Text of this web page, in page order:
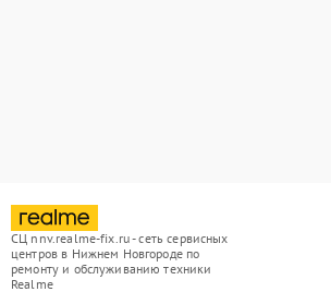
СЦ nnv.realme-fix.ru - сеть сервисных
центров в Нижнем Новгороде по
ремонту и обслуживанию техники
Realme